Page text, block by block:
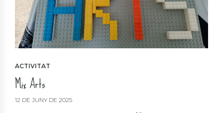
ACTIVITAT
Mix Arts
12 DE JUNY DE 2025